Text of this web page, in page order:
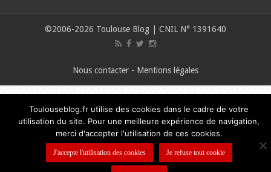
©2006-2026 Toulouse Blog | CNIL N° 1391640
Nous contacter - Mentions légales
Toulouseblog.fr utilise des cookies dans le cadre de votre
utilisation du site. Pour une meilleure expérience de navigation,
merci d'accepter l'utilisation de ces cookies.
J'accepte l'utilisation des cookies Je refuse tout cookie